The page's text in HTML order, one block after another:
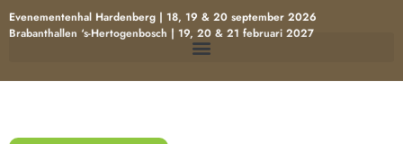
Evenementenhal Hardenberg | 18, 19 & 20 september 2026
Brabanthallen ‘s-Hertogenbosch | 19, 20 & 21 februari 2027